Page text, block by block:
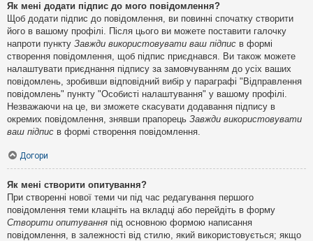
Як мені додати підпис до мого повідомлення?
Щоб додати підпис до повідомлення, ви повинні спочатку створити
його в вашому профілі. Після цього ви можете поставити галочку
напроти пункту Завжди використовувати ваш підпис в формі
створення повідомлення, щоб підпис приєднався. Ви також можете
налаштувати приєднання підпису за замовчуванням до усіх ваших
повідомлень, зробивши відповідний вибір у параграфі "Відправлення
повідомлень" пункту "Особисті налаштування" у вашому профілі.
Незважаючи на це, ви зможете скасувати додавання підпису в
окремих повідомлення, знявши прапорець Завжди використовувати
ваш підпис в формі створення повідомлення.
Догори
Як мені створити опитування?
При створенні нової теми чи під час редагування першого
повідомлення теми клацніть на вкладці або перейдіть в форму
Створити опитування під основною формою написання
повідомлення, в залежності від стилю, який використовується; якщо